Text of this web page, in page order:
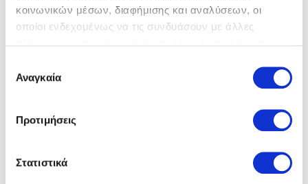
κοινωνικών μέσων, διαφήμισης και αναλύσεων, οι
οποίοι ενδεχομένως να τις συνδυάσουν με άλλες
των υπηρεσιών τους.
συγκατάθεσης
Αναγκαία
Προτιμήσεις
Στατιστικά